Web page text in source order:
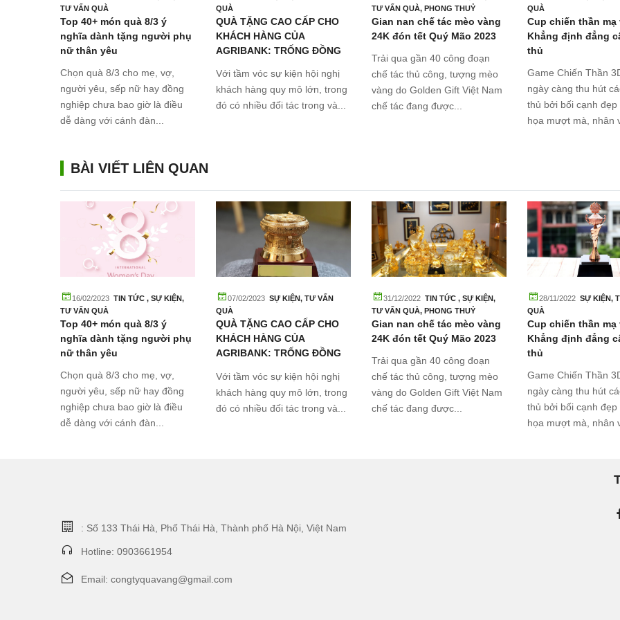
TƯ VẤN QUÀ
Top 40+ món quà 8/3 ý
nghĩa dành tặng người phụ
nữ thân yêu
Chọn quà 8/3 cho mẹ, vợ,
người yêu, sếp nữ hay đồng
nghiệp chưa bao giờ là điều
dễ dàng với cánh đàn...
QUÀ
QUÀ TẶNG CAO CẤP CHO
KHÁCH HÀNG CỦA
AGRIBANK: TRỐNG ĐỒNG
Với tầm vóc sự kiện hội nghị
khách hàng quy mô lớn, trong
đó có nhiều đối tác trong và...
TƯ VẤN QUÀ, PHONG THUỶ
Gian nan chế tác mèo vàng
24K đón tết Quý Mão 2023
Trải qua gần 40 công đoạn
chế tác thủ công, tượng mèo
vàng do Golden Gift Việt Nam
chế tác đang được...
QUÀ
Cup chiến thần mạ
Khẳng định đẳng
thủ
Game Chiến Thần
ngày càng thu hút
thủ bởi bối cạnh đẹp
họa mượt mà, nhân
BÀI VIẾT LIÊN QUAN
16/02/2023 TIN TỨC , SỰ KIỆN,
TƯ VẤN QUÀ
Top 40+ món quà 8/3 ý
nghĩa dành tặng người phụ
nữ thân yêu
Chọn quà 8/3 cho mẹ, vợ,
người yêu, sếp nữ hay đồng
nghiệp chưa bao giờ là điều
dễ dàng với cánh đàn...
07/02/2023 SỰ KIỆN, TƯ VẤN
QUÀ
QUÀ TẶNG CAO CẤP CHO
KHÁCH HÀNG CỦA
AGRIBANK: TRỐNG ĐỒNG
Với tầm vóc sự kiện hội nghị
khách hàng quy mô lớn, trong
đó có nhiều đối tác trong và...
31/12/2022 TIN TỨC , SỰ KIỆN,
TƯ VẤN QUÀ, PHONG THUỶ
Gian nan chế tác mèo vàng
24K đón tết Quý Mão 2023
Trải qua gần 40 công đoạn
chế tác thủ công, tượng mèo
vàng do Golden Gift Việt Nam
chế tác đang được...
28/11/2022 SỰ KIỆN,
QUÀ
Cup chiến thần mạ
Khẳng định đẳng
thủ
Game Chiến Thần
ngày càng thu hút
thủ bởi bối cạnh đẹp
họa mượt mà, nhân
: Số 133 Thái Hà, Phố Thái Hà, Thành phố Hà Nội, Việt Nam
Hotline: 0903661954
Email: congtyquavang@gmail.com